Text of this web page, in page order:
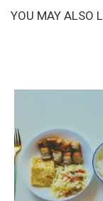
YOU MAY ALSO